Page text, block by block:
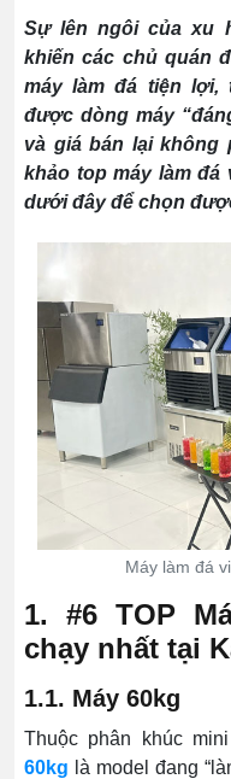
Sự lên ngôi của xu
khiến các chủ quán
máy làm đá tiện lợi,
được dòng máy
và giá bán lại không
khảo top máy làm đá
dưới đây để chọn
Máy làm đá
1. #6 TOP
chạy nhất tại
1.1. Máy 60kg
Thuộc phân khúc
60kg là model đang